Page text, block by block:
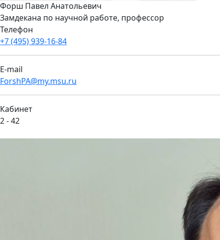
Форш Павел Анатольевич
Замдекана по научной работе, профессор
Телефон
+7 (495) 939-16-84
E-mail
ForshPA@my.msu.ru
Кабинет
2 - 42